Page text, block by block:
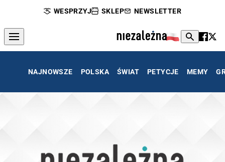
WESPRZYJ SKLEP NEWSLETTER
NAJNOWSZE POLSKA ŚWIAT PETYCJE MEMY